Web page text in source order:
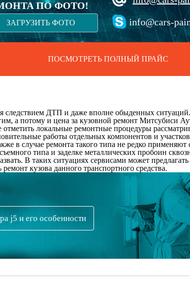
ПО ФОТО!
ЗАГРУЗИТЬ ФОТО info@cars-
ПОСМОТРЕТЬ ПОЛНЫЙ ПРАЙС
ДТП и даже вполне обыденных
а потому и цена за кузовной ремонт Митсубиси
локальные ремонтные процедуры
работы отдельных компонентов и
в случае ремонта такого типа не редко применяют
типа и заделке металлических пробоин
В таких ситуациях сервисами может
кузова данного транспортного средства.
j5 и его особенности